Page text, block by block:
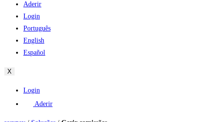
Aderir
Login
Português
English
Español
X
Login
Aderir